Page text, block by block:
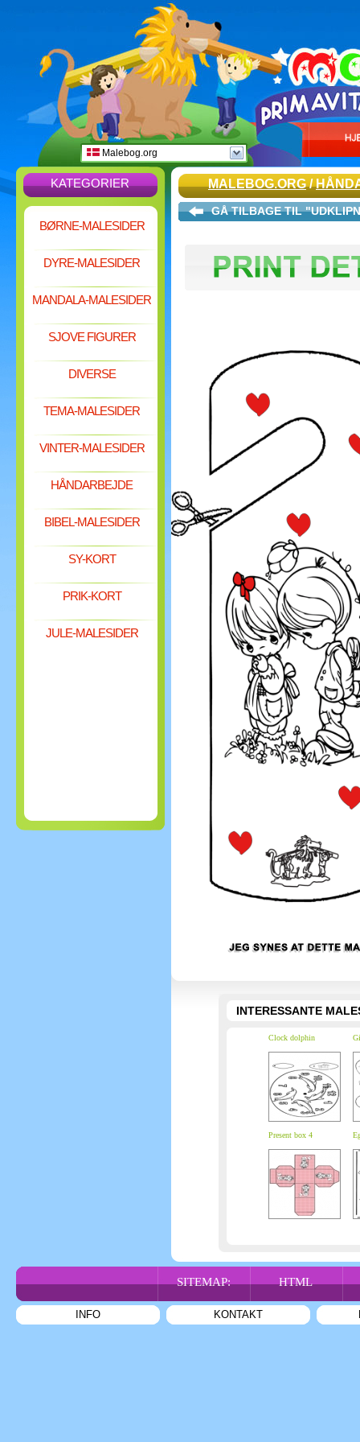
Malebog.org
KATEGORIER
BØRNE-MALESIDER
DYRE-MALESIDER
MANDALA-MALESIDER
SJOVE FIGURER
DIVERSE
TEMA-MALESIDER
VINTER-MALESIDER
HÅNDARBEJDE
BIBEL-MALESIDER
SY-KORT
PRIK-KORT
JULE-MALESIDER
MALEBOG.ORG/
GÅ TILBAGE TIL
INTERESSANTE
Clock dolphin
Present box 4
SITEMAP: HTML
INFO KONTAKT